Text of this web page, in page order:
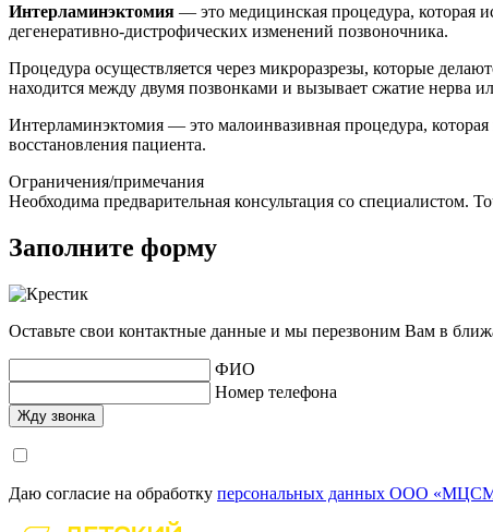
Интерламинэктомия — это медицинская процедура, которая
дегенеративно-дистрофических изменений позвоночника.
Процедура осуществляется через микроразрезы, которые
находится между двумя позвонками и вызывает сжатие нерва
Интерламинэктомия — это малоинвазивная процедура,
восстановления пациента.
Ограничения/примечания
Необходима предварительная консультация со специалистом.
Заполните форму
Оставьте свои контактные данные и мы перезвоним Вам в
ФИО
Номер телефона
Даю согласие на обработку персональных данных ООО